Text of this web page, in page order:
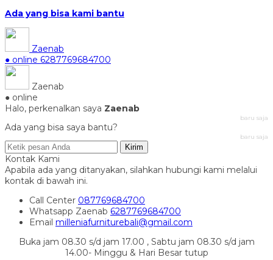
Ada yang bisa kami bantu
Zaenab
● online 6287769684700
Zaenab
● online
Halo, perkenalkan saya Zaenab
baru saja
Ada yang bisa saya bantu?
baru saja
Kirim
Kontak Kami
Apabila ada yang ditanyakan, silahkan hubungi kami melalui
kontak di bawah ini.
Call Center 087769684700
Whatsapp Zaenab 6287769684700
Email milleniafurniturebali@gmail.com
Buka jam 08.30 s/d jam 17.00 , Sabtu jam 08.30 s/d jam
14.00- Minggu & Hari Besar tutup